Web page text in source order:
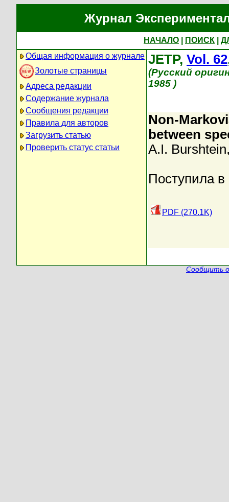
Журнал
НАЧАЛО ПОИСК
Общая информация о журнале
Золотые страницы
Адреса редакции
Содержание журнала
Сообщения редакции
Правила для авторов
Загрузить статью
Проверить статус статьи
JETP, Vol. 62
(Русский
1985 )
Non-
between
A.I. Burshtein
Поступила
PDF (270.1K)
Сообщить о